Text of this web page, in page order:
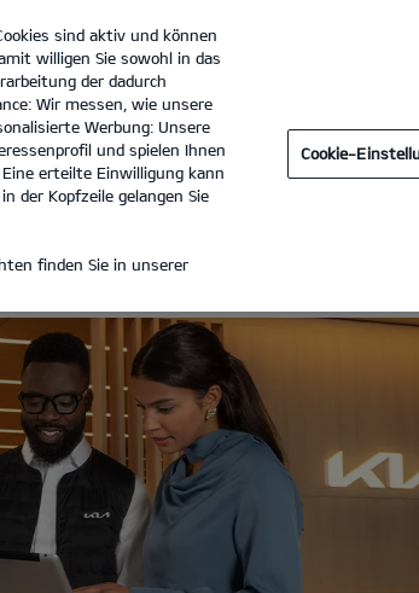
Rummelsburger Landstraße
sind aktiv und können
willigen Sie sowohl in das
der dadurch
Wir messen, wie unsere
Werbung: Unsere
und spielen Ihnen
erteilte Einwilligung kann
der Kopfzeile gelangen Sie
finden Sie in unserer
Cookie-